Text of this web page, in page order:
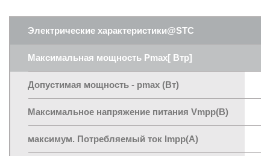
Электрические характеристики@STC
Максимальная мощность Pmax[ Втp]
Допустимая мощность - pmax (Вт)
Максимальное напряжение питания Vmpp(В)
максимум. Потребляемый ток lmpp(A)